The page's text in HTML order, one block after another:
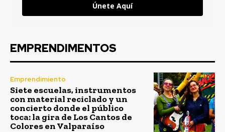
Únete Aquí
EMPRENDIMENTOS
Emprendimiento
Siete escuelas, instrumentos
con material reciclado y un
concierto donde el público
toca: la gira de Los Cantos de
Colores en Valparaíso